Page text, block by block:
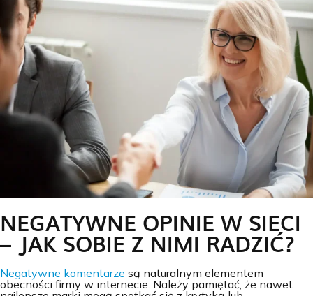
NEGATYWNE OPINIE W SIECI
– JAK SOBIE Z NIMI RADZIĆ?
Negatywne komentarze są naturalnym elementem
obecności firmy w internecie. Należy pamiętać, że nawet